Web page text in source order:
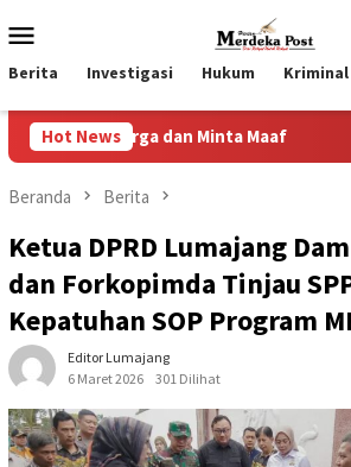
ke
kontenMobile
Berita Investigasi Hukum Kriminal
Hot News
dan Minta Maaf Peringatan
Beranda Berita
Ketua DPRD Lumajang
dan Forkopimda Tinjau
Kepatuhan SOP Program
Editor Lumajang
6 Maret 2026
301 Dilihat